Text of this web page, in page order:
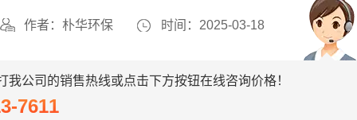
作者：朴华环保 时间：2025-03-18
公司的销售热线或点击下方按钮在线咨询价格！
7611